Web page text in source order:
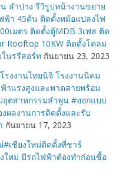
ลำปาง รีวิรูปหน้างานขยาย
ฟ้า 45ต้น ติดตั้งหม้อแปลงไฟ
เมตร ติดตั้งตู้MDB 3เฟส ติด
Rooftop 10KW ติดตั้งโคลม
นรรีสอร์ท กันยายน 23, 2023
รงงานไทยนิจิ โรงงานนิคม
าแรงสูงและพาดสายพร้อม
อุตสาหกรรมลำพูน #ออกแบบ
ผลงานการติดตั้งและรับ
กันยายน 17, 2023
เชียงใหม่ติดตั้งที่ชาร์
ใหม่ มีรถไฟฟ้าต้องทำก่อนซื้อ